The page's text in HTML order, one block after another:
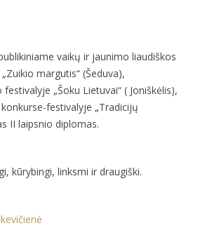
vaikų ir jaunimo liaudiškos
margutis“ (Šeduva),
„Šoku Lietuvai“ ( Joniškėlis),
festivalyje „Tradicijų
II laipsnio diplomas.
kūrybingi, linksmi ir draugiški.